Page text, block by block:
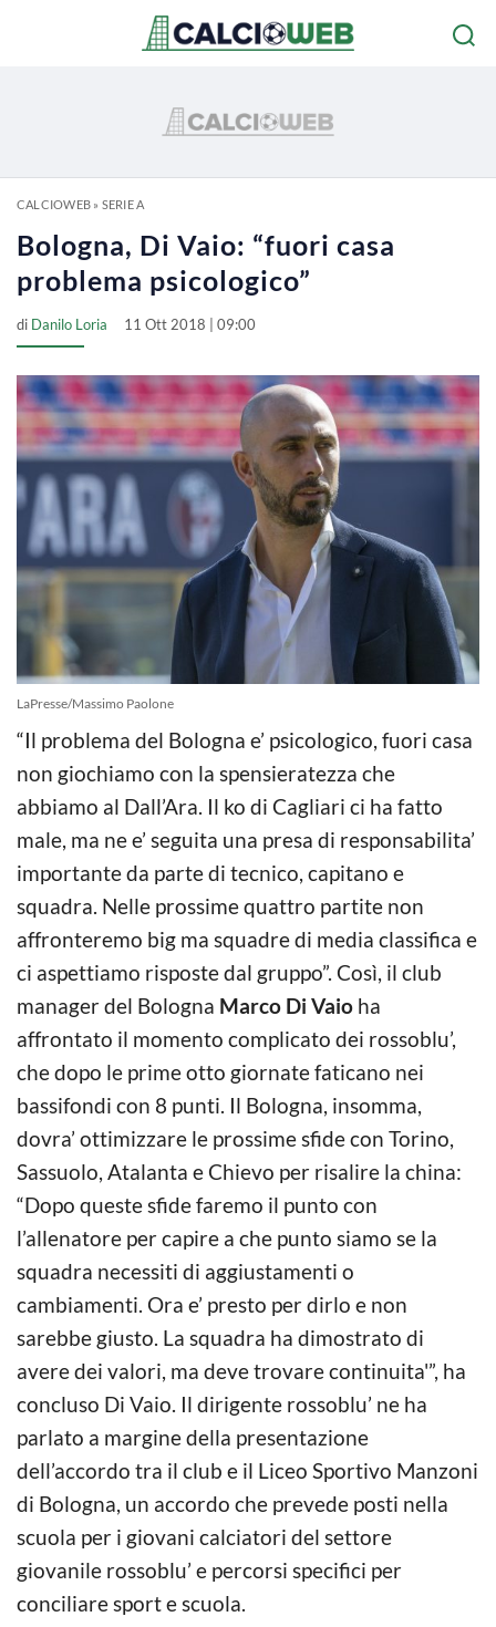
CALCIOWEB» SERIE A
Bologna, Di Vaio: “fuori casa
problema psicologico”
di Danilo Loria 11 Ott 2018 | 09:00
LaPresse/Massimo Paolone
“Il problema del Bologna e’ psicologico, fuori casa
non giochiamo con la spensieratezza che
abbiamo al Dall’Ara. Il ko di Cagliari ci ha fatto
male, ma ne e’ seguita una presa di responsabilita’
importante da parte di tecnico, capitano e
squadra. Nelle prossime quattro partite non
affronteremo big ma squadre di media classifica e
ci aspettiamo risposte dal gruppo”. Così, il club
manager del Bologna Marco Di Vaio ha
affrontato il momento complicato dei rossoblu’,
che dopo le prime otto giornate faticano nei
bassifondi con 8 punti. Il Bologna, insomma,
dovra’ ottimizzare le prossime sfide con Torino,
Sassuolo, Atalanta e Chievo per risalire la china:
“Dopo queste sfide faremo il punto con
l’allenatore per capire a che punto siamo se la
squadra necessiti di aggiustamenti o
cambiamenti. Ora e’ presto per dirlo e non
sarebbe giusto. La squadra ha dimostrato di
avere dei valori, ma deve trovare continuita'”, ha
concluso Di Vaio. Il dirigente rossoblu’ ne ha
parlato a margine della presentazione
dell’accordo tra il club e il Liceo Sportivo Manzoni
di Bologna, un accordo che prevede posti nella
scuola per i giovani calciatori del settore
giovanile rossoblu’ e percorsi specifici per
conciliare sport e scuola.